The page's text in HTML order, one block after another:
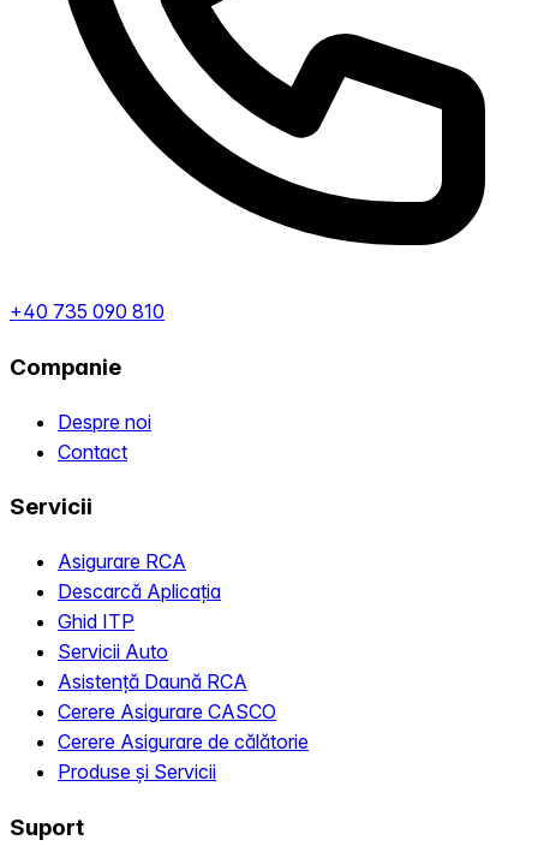
+40 735 090 810
Companie
Despre noi
Contact
Servicii
Asigurare RCA
Descarcă Aplicația
Ghid ITP
Servicii Auto
Asistență Daună RCA
Cerere Asigurare CASCO
Cerere Asigurare de călătorie
Produse și Servicii
Suport